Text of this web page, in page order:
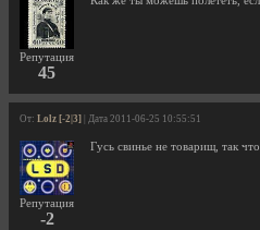
Репутация
45
От: Lolz [-2|3] | Дата 2011-06-25 10:55:51
Репутация
-2
Гусь свинье не товарищ, так